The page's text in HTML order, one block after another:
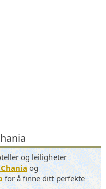
og leiligheter
og
for å finne ditt perfekte